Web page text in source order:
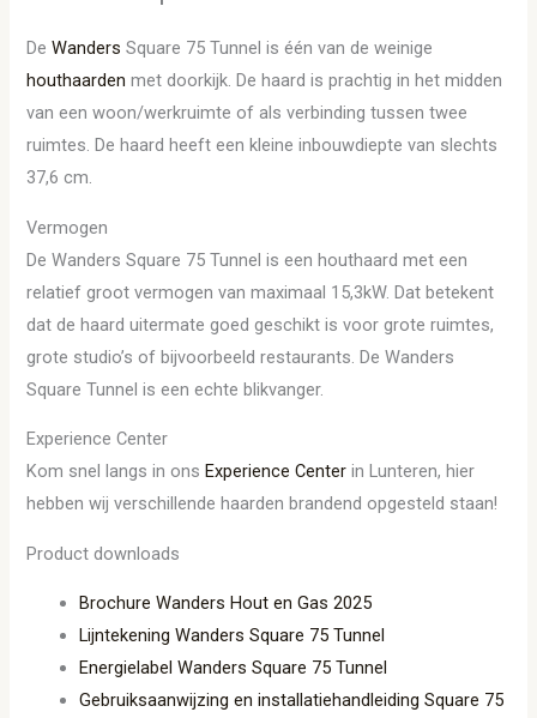
DeWanders Square 75 Tunnel is één van de weinige
houthaarden met doorkijk. De haard is prachtig in het midden
van een woon/werkruimte of als verbinding tussen twee
ruimtes. De haard heeft een kleine inbouwdiepte van slechts
37,6 cm.
Vermogen
De Wanders Square 75 Tunnel is een houthaard met een
relatief groot vermogen van maximaal 15,3kW. Dat betekent
dat de haard uitermate goed geschikt is voor grote ruimtes,
grote studio’s of bijvoorbeeld restaurants. De Wanders
Square Tunnel is een echte blikvanger.
Experience Center
Kom snel langs in ons Experience Center in Lunteren, hier
hebben wij verschillende haarden brandend opgesteld staan!
Product downloads
Brochure Wanders Hout en Gas 2025
Lijntekening Wanders Square 75 Tunnel
Energielabel Wanders Square 75 Tunnel
Gebruiksaanwijzing en installatiehandleiding Square 75